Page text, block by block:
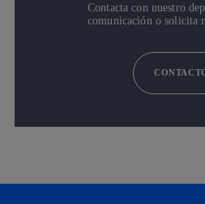
Contacta con nuestro
comunicación o solicita